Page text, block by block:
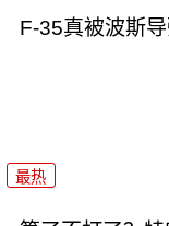
F-35真被波斯
最热